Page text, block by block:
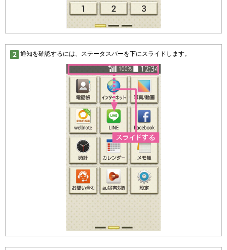
通知を確認するには、ステータスバーを下にスライドします。